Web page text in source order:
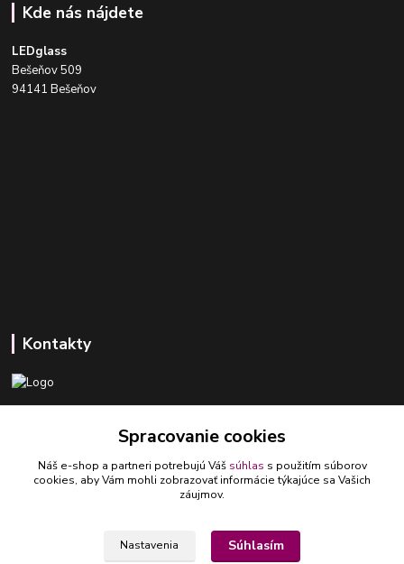
Kde nás nájdete
LEDglass
Bešeňov 509
94141 Bešeňov
Kontakty
ledlumar@ledlumar.sk
Spracovanie cookies
Náš e-shop a partneri potrebujú Váš súhlas s použitím súborov
cookies, aby Vám mohli zobrazovať informácie týkajúce sa Vašich
záujmov.
Nastavenia Súhlasím